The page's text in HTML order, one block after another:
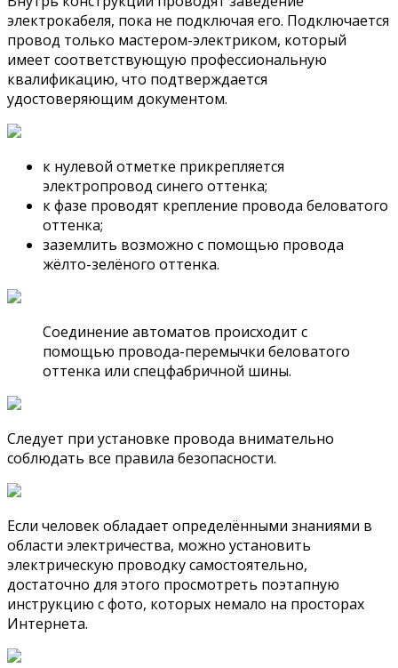
электрокабеля, пока не подключая его. Подключается
провод только мастером-электриком, который
имеет соответствующую профессиональную
квалификацию, что подтверждается
удостоверяющим документом.
к нулевой отметке прикрепляется
электропровод синего оттенка;
к фазе проводят крепление провода беловатого
оттенка;
заземлить возможно с помощью провода
жёлто-зелёного оттенка.
Соединение автоматов происходит с
помощью провода-перемычки беловатого
оттенка или спецфабричной шины.
Следует при установке провода внимательно
соблюдать все правила безопасности.
Если человек обладает определёнными знаниями в
области электричества, можно установить
электрическую проводку самостоятельно,
достаточно для этого просмотреть поэтапную
инструкцию с фото, которых немало на просторах
Интернета.